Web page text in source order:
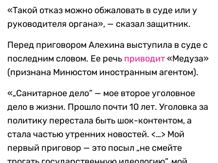
«Такой отказ можно обжаловать в суде или у
руководителя органа», — сказал защитник.
Перед приговором Алехина выступила в суде с
последним словом. Ее речь приводит«Медуза»
(признана Минюстом иностранным агентом).
«„Санитарное дело” — мое второе уголовное
дело в жизни. Прошло почти 10 лет. Уголовка за
политику перестала быть шок-контентом, а
стала частью утренних новостей. <…> Мой
первый приговор — это посыл „не смейте